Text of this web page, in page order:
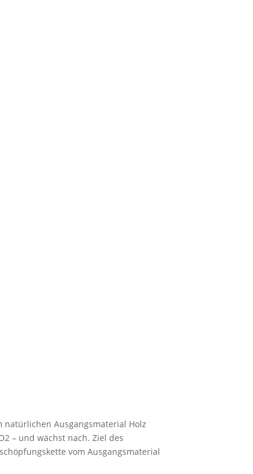
natürlichen Ausgangsmaterial Holz
– und wächst nach. Ziel des
vom Ausgangsmaterial